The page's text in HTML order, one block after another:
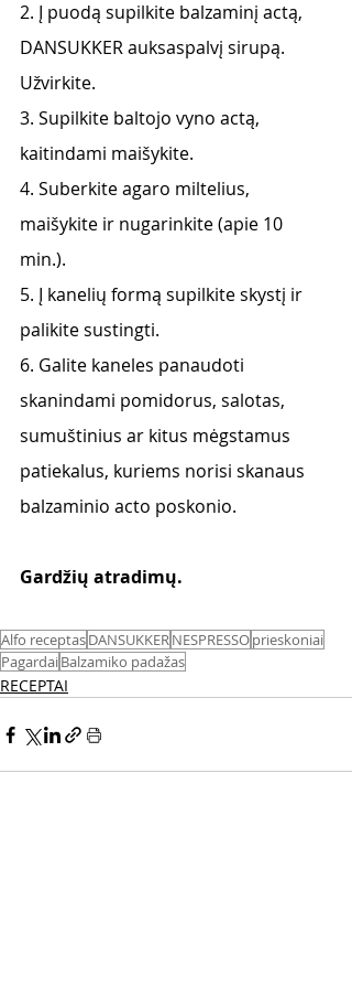
2. Į puodą supilkite balzaminį actą,
DANSUKKER auksaspalvį sirupą.
Užvirkite.
3. Supilkite baltojo vyno actą,
kaitindami maišykite.
4. Suberkite agaro miltelius,
maišykite ir nugarinkite (apie 10
min.).
5. Į kanelių formą supilkite skystį ir
palikite sustingti.
6. Galite kaneles panaudoti
skanindami pomidorus, salotas,
sumuštinius ar kitus mėgstamus
patiekalus, kuriems norisi skanaus
balzaminio acto poskonio.
Gardžių atradimų.
Alfo receptasDANSUKKERNESPRESSOprieskoniai
PagardaiBalzamiko padažas
RECEPTAI